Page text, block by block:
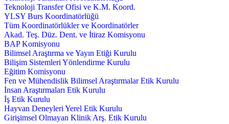
Teknoloji Transfer Ofisi ve K.M. Koord.
YLSY Burs Koordinatörlüğü
Tüm Koordinatörlükler ve Koordinatörler
Akad. Teş. Düz. Dent. ve İtiraz Komisyonu
BAP Komisyonu
Bilimsel Araştırma ve Yayın Etiği Kurulu
Bilişim Sistemleri Yönlendirme Kurulu
Eğitim Komisyonu
Fen ve Mühendislik Bilimsel Araştırmalar Etik Kurulu
İnsan Araştırmaları Etik Kurulu
İş Etik Kurulu
Hayvan Deneyleri Yerel Etik Kurulu
Girişimsel Olmayan Klinik Arş. Etik Kurulu